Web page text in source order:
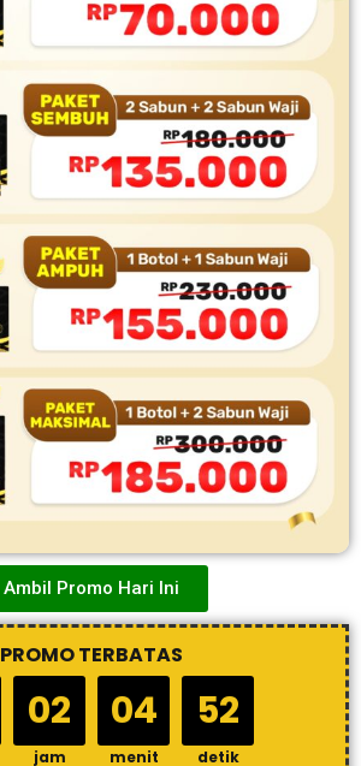
Ambil Promo Hari Ini
PROMO TERBATAS
02
jam
04
menit
51
detik